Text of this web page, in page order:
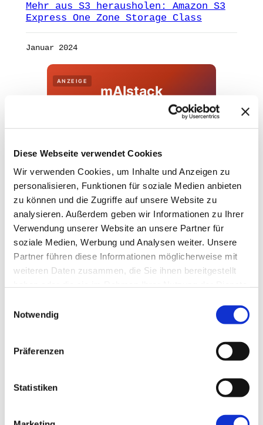
Diese Webseite verwendet Cookies
Wir verwenden Cookies, um Inhalte und Anzeigen zu
personalisieren, Funktionen für soziale Medien anbieten
zu können und die Zugriffe auf unsere Website zu
analysieren. Außerdem geben wir Informationen zu Ihrer
Verwendung unserer Website an unsere Partner für
soziale Medien, Werbung und Analysen weiter. Unsere
Partner führen diese Informationen möglicherweise mit
weiteren Daten zusammen, die Sie ihnen bereitgestellt
Notwendig
Präferenzen
Statistiken
Mehr aus S3 herausholen: Amazon S3
Express One Zone Storage Class
Januar 2024
ANZEIGE
mAIstack
On-Prem · 100+ Connectors · Observable RAG
Demo buchen →
mAIstack